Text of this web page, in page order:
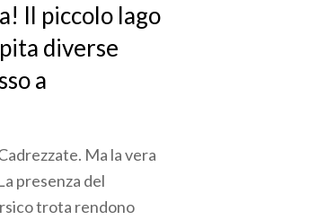
Il piccolo lago
diverse
a
Ma la vera
presenza del
trota rendono